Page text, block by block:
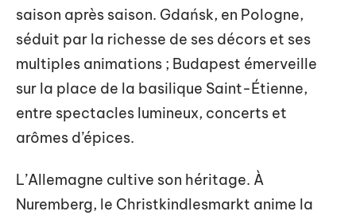
saison après saison. Gdańsk, en Pologne,
séduit par la richesse de ses décors et ses
multiples animations ; Budapest émerveille
sur la place de la basilique Saint-Étienne,
entre spectacles lumineux, concerts et
arômes d’épices.
L’Allemagne cultive son héritage. À
Nuremberg, le Christkindlesmarkt anime la